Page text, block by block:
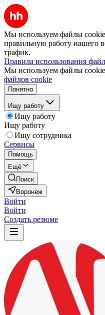
Мы используем файлы
правильную работу нашего
трафик.
Правила использования
Мы используем файлы
файлов cookie
Понятно
Ищу работу
Ищу работу
Ищу работу
Ищу сотрудника
Сервисы
Помощь
Ещё
Поиск
Воронеж
Войти
Войти
Создать резюме